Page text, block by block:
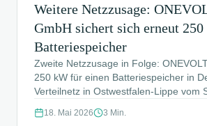
Weitere Netzzusage:
GmbH sichert sich erneut
Batteriespeicher
Zweite Netzzusage in Folge:
250 kW für einen Batteriespeicher in
Verteilnetz in Ostwestfalen-Lippe vom
Netzanfrageprozess zur Zusage führte.
18. Mai 2026 3 Min.